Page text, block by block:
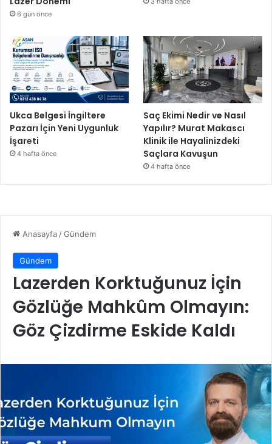
6 gün önce
Ukca Belgesi İngiltere
Pazarı İçin Yeni Uygunluk
İşareti
4 hafta önce
Saç Ekimi Nedir ve Nasıl
Yapılır? Murat Makascı
Klinik ile Hayalinizdeki
Saçlara Kavuşun
4 hafta önce